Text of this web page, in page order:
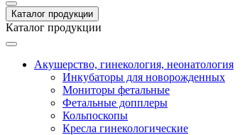
Каталог продукции
Каталог продукции
Акушерство, гинекология, неонатология
Инкубаторы для новорожденных
Мониторы фетальные
Фетальные допплеры
Кольпоскопы
Кресла гинекологические